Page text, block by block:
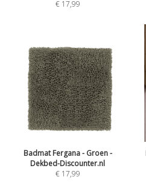
€ 17,99
Badmat Fergana - Groen -
Dekbed-Discounter.nl
€ 17,99